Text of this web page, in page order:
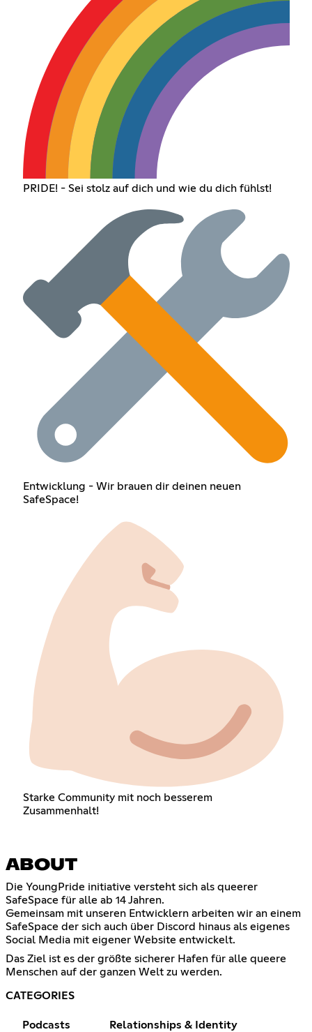
PRIDE! - Sei stolz auf dich und wie du dich fühlst!
Entwicklung - Wir brauen dir deinen neuen
SafeSpace!
Starke Community mit noch besserem
Zusammenhalt!
ABOUT
Die YoungPride initiative versteht sich als queerer
SafeSpace für alle ab 14 Jahren.
Gemeinsam mit unseren Entwicklern arbeiten wir an einem
SafeSpace der sich auch über Discord hinaus als eigenes
Social Media mit eigener Website entwickelt.
Das Ziel ist es der größte sicherer Hafen für alle queere
Menschen auf der ganzen Welt zu werden.
CATEGORIES
Podcasts Relationships & Identity